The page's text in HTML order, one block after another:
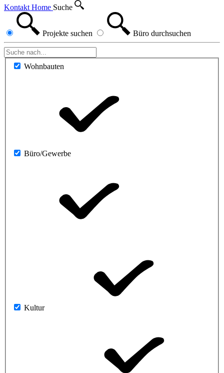
Kontakt Home Suche
Projekte suchen Büro durchsuchen
Wohnbauten
Büro/Gewerbe
Kultur